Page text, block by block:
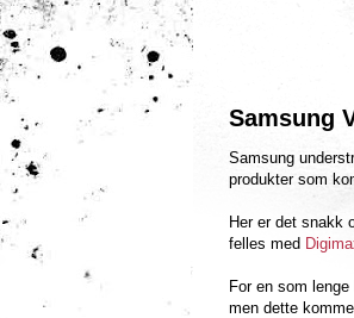
Samsung
Samsung
produkter som
Her er det snakk
felles med
For en som
men dette